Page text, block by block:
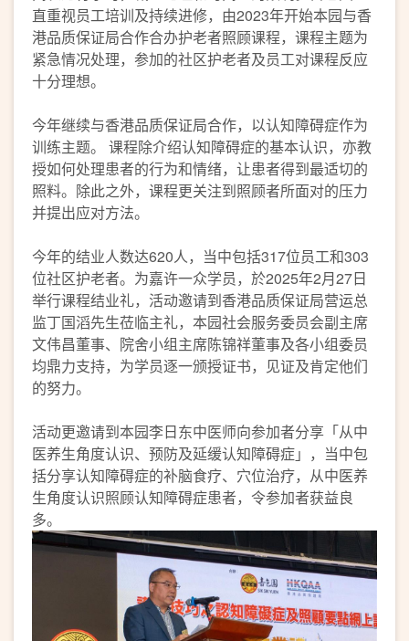
直重视员工培训及持续进修，由2023年开始本园与香
港品质保证局合作合办护老者照顾课程，课程主题为
紧急情况处理，参加的社区护老者及员工对课程反应
十分理想。
今年继续与香港品质保证局合作，以认知障碍症作为
训练主题。 课程除介绍认知障碍症的基本认识，亦教
授如何处理患者的行为和情绪，让患者得到最适切的
照料。除此之外，课程更关注到照顾者所面对的压力
并提出应对方法。
今年的结业人数达620人，当中包括317位员工和303
位社区护老者。为嘉许一众学员，於2025年2月27日
举行课程结业礼，活动邀请到香港品质保证局营运总
监丁国滔先生莅临主礼，本园社会服务委员会副主席
文伟昌董事、院舍小组主席陈锦祥董事及各小组委员
均鼎力支持，为学员逐一颁授证书，见证及肯定他们
的努力。
活动更邀请到本园李日东中医师向参加者分享「从中
医养生角度认识、预防及延缓认知障碍症」，当中包
括分享认知障碍症的补脑食疗、穴位治疗，从中医养
生角度认识照顾认知障碍症患者，令参加者获益良
多。